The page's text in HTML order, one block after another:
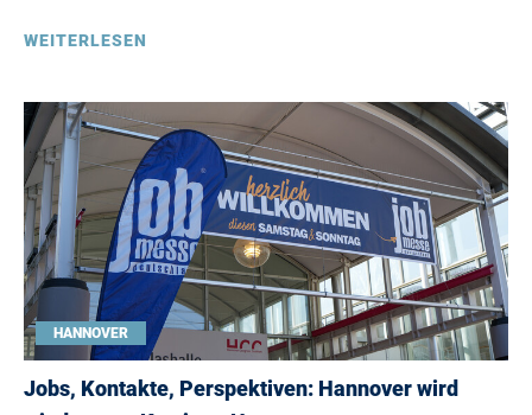
WEITERLESEN
HANNOVER
Jobs, Kontakte, Perspektiven: Hannover wird